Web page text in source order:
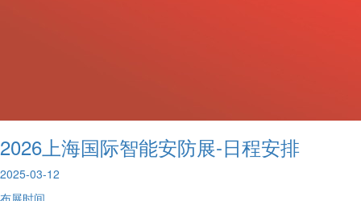
2026上海国际智能安防展-日程安排
2025-03-12
布展时间